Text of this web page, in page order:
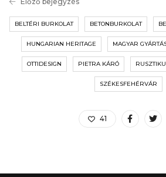
BELTÉRI BURKOLAT BETONBURKOLAT
HUNGARIAN HERITAGE MAGYAR
OTTIDESIGN PIETRA KÁRÓ
SZÉKESFEHÉRVÁR
41